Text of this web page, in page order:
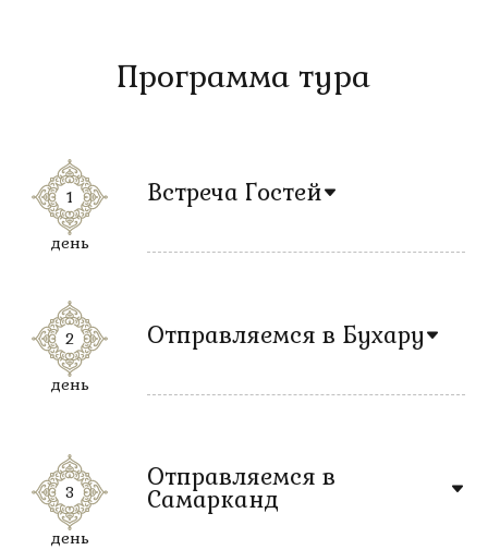
Программа тура
1
день
Встреча Гостей
2
день
Отправляемся в Бухару
3
день
Отправляемся в
Самарканд